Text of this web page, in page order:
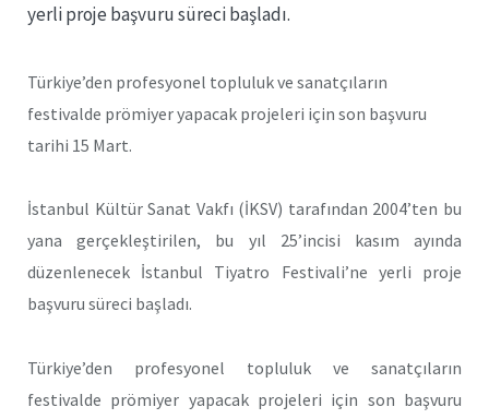
yerli proje başvuru süreci başladı.
Türkiye’den profesyonel topluluk ve sanatçıların
festivalde prömiyer yapacak projeleri için son başvuru
tarihi 15 Mart.
İstanbul Kültür Sanat Vakfı (İKSV) tarafından 2004’ten bu
yana gerçekleştirilen, bu yıl 25’incisi kasım ayında
düzenlenecek İstanbul Tiyatro Festivali’ne yerli proje
başvuru süreci başladı.
Türkiye’den profesyonel topluluk ve sanatçıların
festivalde prömiyer yapacak projeleri için son başvuru